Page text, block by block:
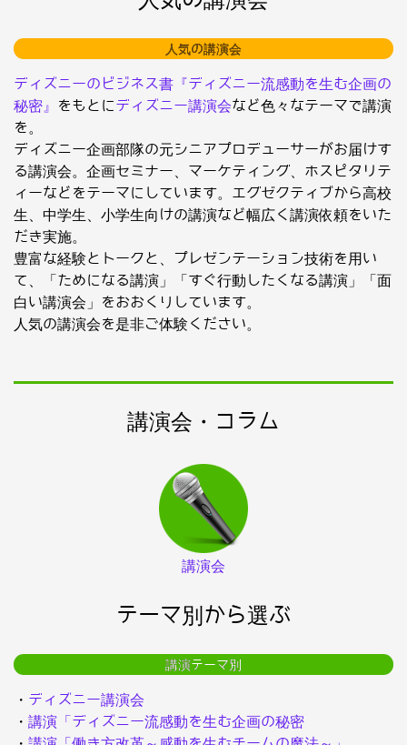
人気の講演会
ディズニーのビジネス書『ディズニー流感動を生む企画の
秘密』
をもとにディズニー講演会など色々なテーマで講演
を。
ディズニー企画部隊の元シニアプロデューサーがお届けす
る講演会。企画セミナー、マーケティング、ホスピタリテ
ィーなどをテーマにしています。エグゼクティブから高校
生、中学生、小学生向けの講演など幅広く講演依頼をいた
だき実施。
豊富な経験とトークと、プレゼンテーション技術を用い
て、「ためになる講演」「すぐ行動したくなる講演」「面
白い講演会」をおおくりしています。
人気の講演会を是非ご体験ください。
講演会・コラム
講演会
テーマ別から選ぶ
講演テーマ別
・ ディズニー講演会
・ 講演「ディズニー流感動を生む企画の秘密